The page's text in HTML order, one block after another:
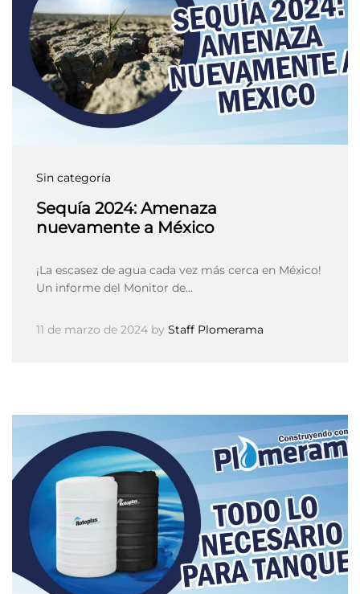
Sin categoría
Sequía 2024: Amenaza
nuevamente a México
¡La escasez de agua cada vez más cerca en México!
Un informe del Monitor de…
11 de marzo de 2024 by Staff Plomerama